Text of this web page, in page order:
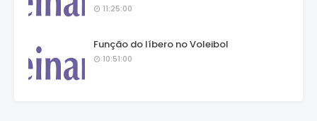
11:25:00
Função do líbero no Voleibol
10:51:00